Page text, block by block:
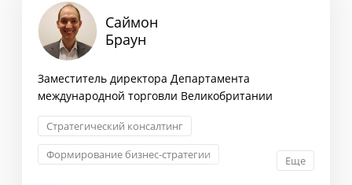
Саймон
Браун
Заместитель директора Департамента
международной торговли Великобритании
Стратегический консалтинг
Формирование бизнес-стратегии
Еще